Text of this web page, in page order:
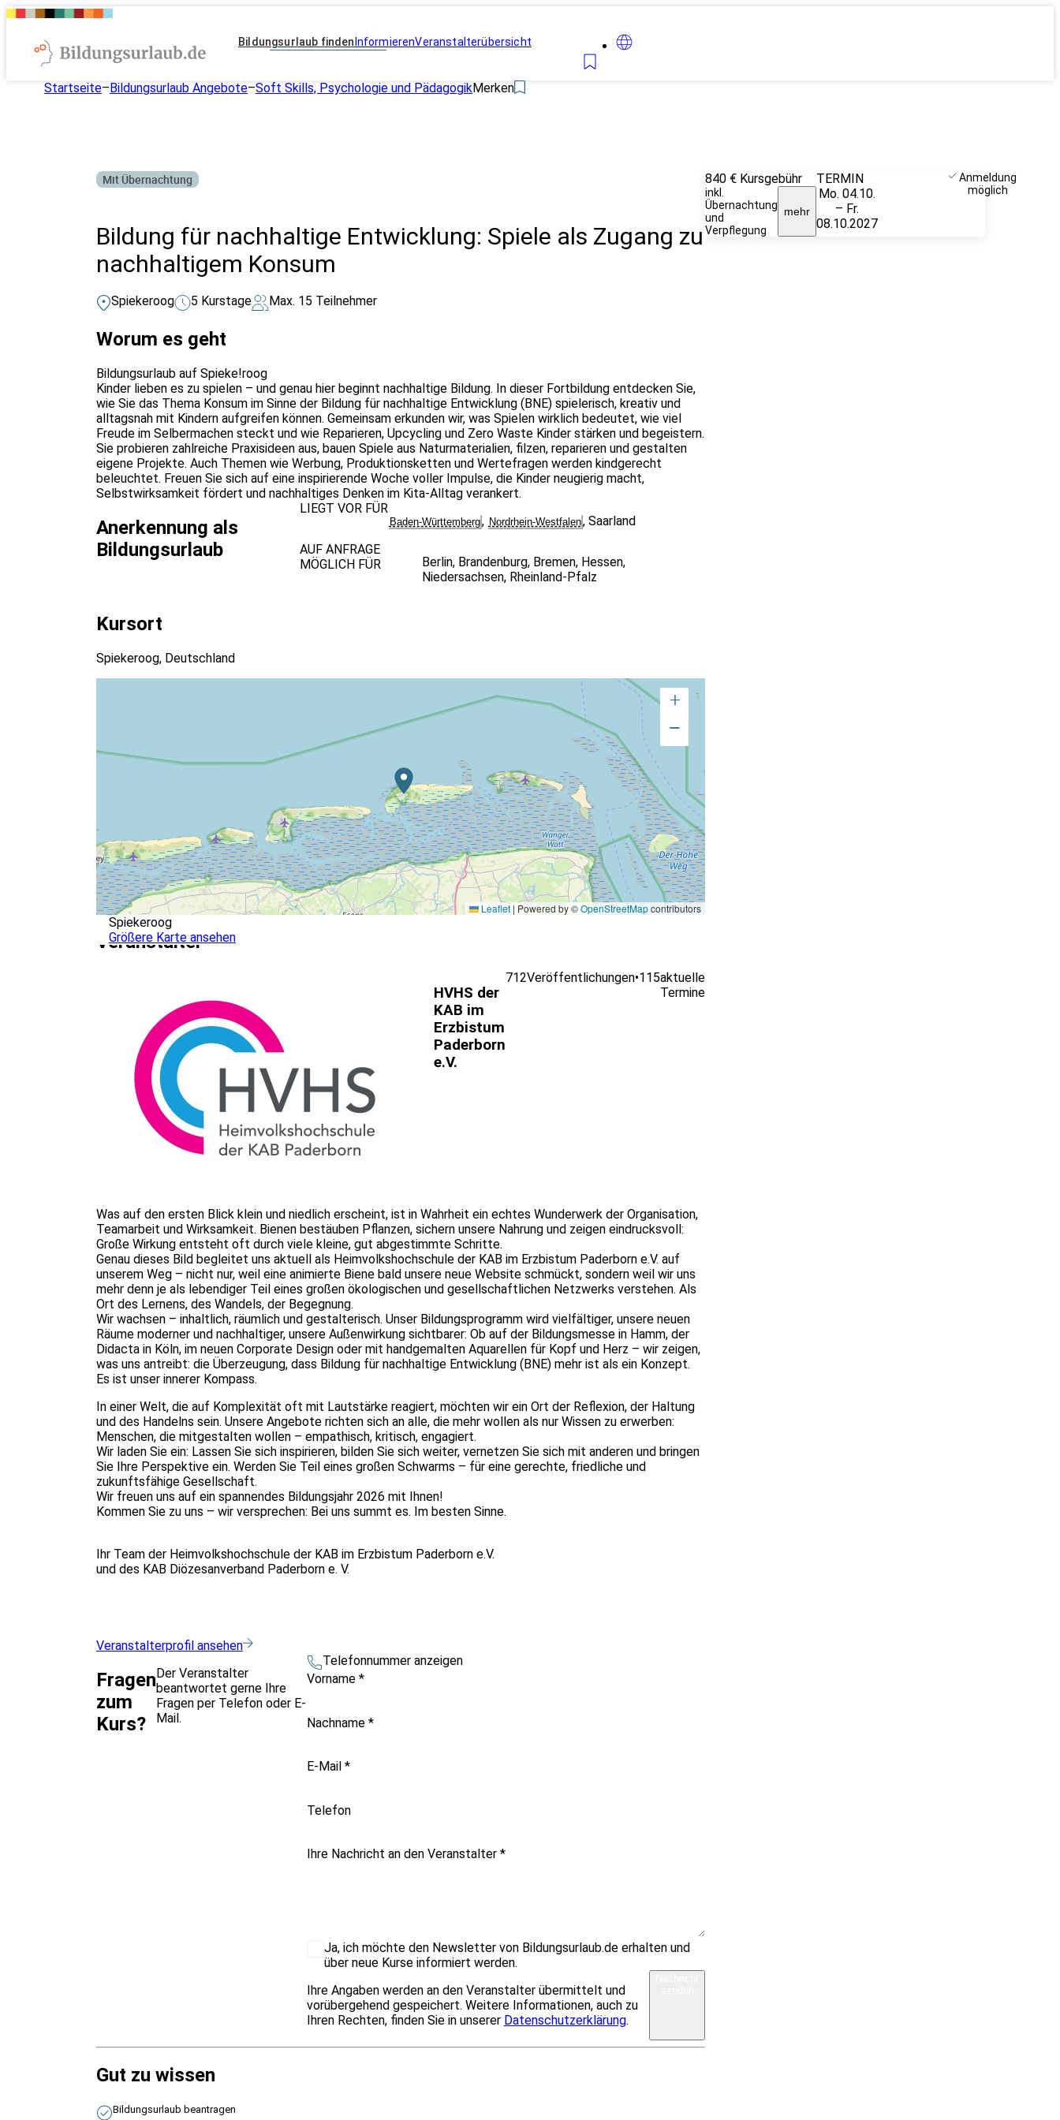
Bildungsurlaub finden InformierenVeranstalterübersicht
Startseite–Bildungsurlaub Angebote–Soft Skills, Psychologie und PädagogikMerken
Mit Übernachtung
Bildung für nachhaltige Entwicklung: Spiele als Zugang zu
nachhaltigem Konsum
Spiekeroog 5 Kurstage Max. 15 Teilnehmer
Worum es geht
Bildungsurlaub auf Spieke!roog
Kinder lieben es zu spielen – und genau hier beginnt nachhaltige Bildung. In dieser Fortbildung entdecken Sie,
wie Sie das Thema Konsum im Sinne der Bildung für nachhaltige Entwicklung (BNE) spielerisch, kreativ und
alltagsnah mit Kindern aufgreifen können. Gemeinsam erkunden wir, was Spielen wirklich bedeutet, wie viel
Freude im Selbermachen steckt und wie Reparieren, Upcycling und Zero Waste Kinder stärken und begeistern.
Sie probieren zahlreiche Praxisideen aus, bauen Spiele aus Naturmaterialien, filzen, reparieren und gestalten
eigene Projekte. Auch Themen wie Werbung, Produktionsketten und Wertefragen werden kindgerecht
beleuchtet. Freuen Sie sich auf eine inspirierende Woche voller Impulse, die Kinder neugierig macht,
Selbstwirksamkeit fördert und nachhaltiges Denken im Kita‑Alltag verankert.
Anerkennung als
Bildungsurlaub
LIEGT VOR FÜR
Baden-Württemberg, Nordrhein-Westfalen, Saarland
AUF ANFRAGE
MÖGLICH FÜR
Berlin, Brandenburg, Bremen, Hessen,
Niedersachsen, Rheinland-Pfalz
Kursort
Spiekeroog, Deutschland
+
−
Leaflet | Powered by ©OpenStreetMapcontributors
Spiekeroog
Größere Karte ansehen
Veranstalter
HVHS der
KAB im
Erzbistum
Paderborn
e.V.
712Veröffentlichungen•115aktuelle
Termine
Was auf den ersten Blick klein und niedlich erscheint, ist in Wahrheit ein echtes Wunderwerk der Organisation,
Teamarbeit und Wirksamkeit. Bienen bestäuben Pflanzen, sichern unsere Nahrung und zeigen eindrucksvoll:
Große Wirkung entsteht oft durch viele kleine, gut abgestimmte Schritte.
Genau dieses Bild begleitet uns aktuell als Heimvolkshochschule der KAB im Erzbistum Paderborn e.V. auf
unserem Weg – nicht nur, weil eine animierte Biene bald unsere neue Website schmückt, sondern weil wir uns
mehr denn je als lebendiger Teil eines großen ökologischen und gesellschaftlichen Netzwerks verstehen. Als
Ort des Lernens, des Wandels, der Begegnung.
Wir wachsen – inhaltlich, räumlich und gestalterisch. Unser Bildungsprogramm wird vielfältiger, unsere neuen
Räume moderner und nachhaltiger, unsere Außenwirkung sichtbarer: Ob auf der Bildungsmesse in Hamm, der
Didacta in Köln, im neuen Corporate Design oder mit handgemalten Aquarellen für Kopf und Herz – wir zeigen,
was uns antreibt: die Überzeugung, dass Bildung für nachhaltige Entwicklung (BNE) mehr ist als ein Konzept.
Es ist unser innerer Kompass.
In einer Welt, die auf Komplexität oft mit Lautstärke reagiert, möchten wir ein Ort der Reflexion, der Haltung
und des Handelns sein. Unsere Angebote richten sich an alle, die mehr wollen als nur Wissen zu erwerben:
Menschen, die mitgestalten wollen – empathisch, kritisch, engagiert.
Wir laden Sie ein: Lassen Sie sich inspirieren, bilden Sie sich weiter, vernetzen Sie sich mit anderen und bringen
Sie Ihre Perspektive ein. Werden Sie Teil eines großen Schwarms – für eine gerechte, friedliche und
zukunftsfähige Gesellschaft.
Wir freuen uns auf ein spannendes Bildungsjahr 2026 mit Ihnen!
Kommen Sie zu uns – wir versprechen: Bei uns summt es. Im besten Sinne.
Ihr Team der Heimvolkshochschule der KAB im Erzbistum Paderborn e.V.
und des KAB Diözesanverband Paderborn e. V.
Veranstalterprofil ansehen
Fragen
zum
Kurs?
Der Veranstalter
beantwortet gerne Ihre
Fragen per Telefon oder E-
Mail.
Telefonnummer anzeigen
Vorname *
Nachname *
E-Mail *
Telefon
Ihre Nachricht an den Veranstalter *
Ja, ich möchte den Newsletter von Bildungsurlaub.de erhalten und
über neue Kurse informiert werden.
Ihre Angaben werden an den Veranstalter übermittelt und
vorübergehend gespeichert. Weitere Informationen, auch zu
Ihren Rechten, finden Sie in unserer Datenschutzerklärung.
Gut zu wissen
Bildungsurlaub beantragen
840 € Kursgebühr
inkl.
Übernachtung
und
Verpflegung
mehr
TERMIN
Mo. 04.10.
– Fr.
08.10.2027
Anmeldung
möglich